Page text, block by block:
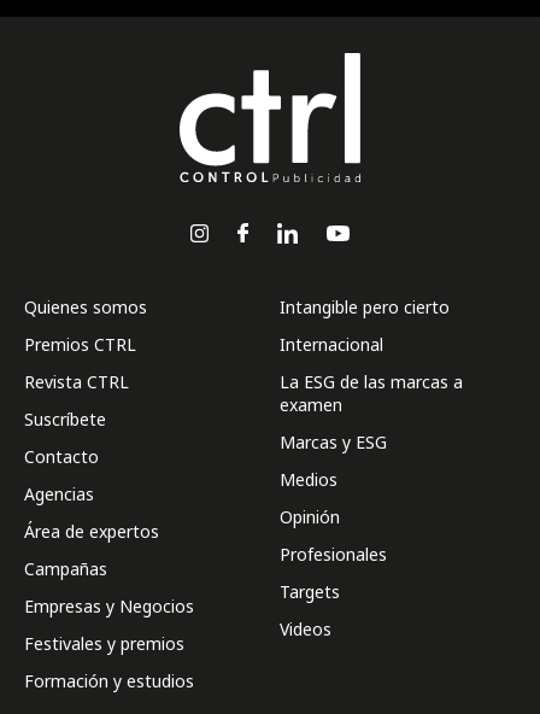
Quienes somos
Premios CTRL
Revista CTRL
Suscríbete
Contacto
Agencias
Área de expertos
Campañas
Empresas y Negocios
Festivales y premios
Formación y estudios
Intangible pero cierto
Internacional
La ESG de las marcas a
examen
Marcas y ESG
Medios
Opinión
Profesionales
Targets
Videos